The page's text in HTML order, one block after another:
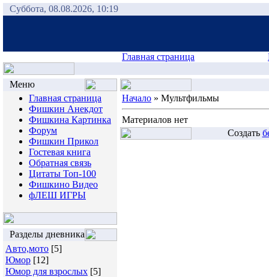
Суббота, 08.08.2026, 10:19
Главная страница
Меню
Главная страница
Фишкин Анекдот
Фишкина Картинка
Форум
Фишкин Прикол
Гостевая книга
Обратная связь
Цитаты Топ-100
Фишкино Видео
фЛЕШ ИГРЫ
Разделы дневника
Авто,мото [5]
Юмор [12]
Юмор для взрослых [5]
Начало » Мультфильмы
Материалов нет
Создать